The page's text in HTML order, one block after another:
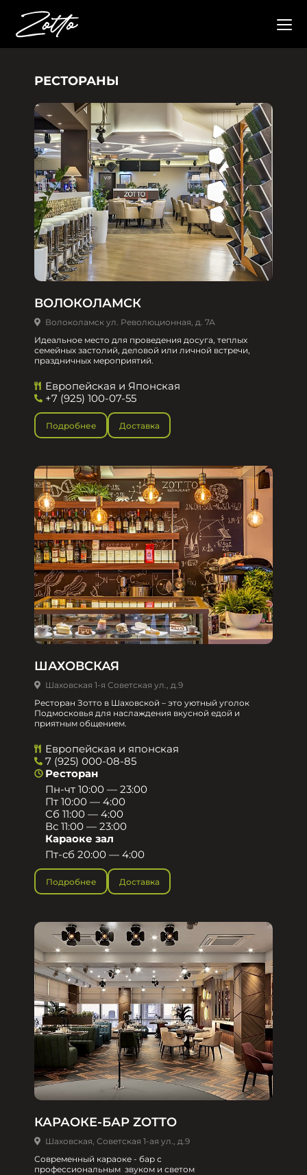
РЕСТОРАНЫ
ВОЛОКОЛАМСК
Волоколамск ул. Революционная, д. 7А
Идеальное место для проведения досуга, теплых
семейных застолий, деловой или личной встречи,
праздничных мероприятий.
Европейская и Японская
+7 (925) 100-07-55
Подробнее Доставка
ШАХОВСКАЯ
Шаховская 1-я Советская ул., д.9
Ресторан Зотто в Шаховской – это уютный уголок
Подмосковья для наслаждения вкусной едой и
приятным общением.​
Европейская и японская
7 (925) 000-08-85
Ресторан
Пн-чт 10:00 — 23:00
Пт 10:00 — 4:00
Сб 11:00 — 4:00
Вс 11:00 — 23:00
Караоке зал
Пт-сб 20:00 — 4:00
Подробнее Доставка
КАРАОКЕ-БАР ZOTTO
Шаховская, Советская 1-ая ул., д.9
Современный караоке - бар с
профессиональным звуком и светом